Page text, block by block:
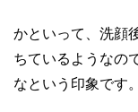
かといって、洗顔
ちているようなの
なという印象です。